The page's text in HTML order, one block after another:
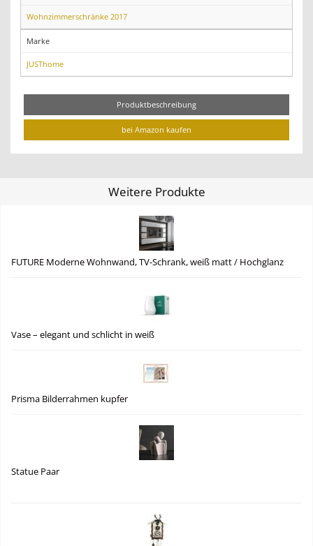
Wohnzimmerschränke 2017
Marke
JUSThome
Produktbeschreibung
bei Amazon kaufen
Weitere Produkte
FUTURE Moderne Wohnwand, TV-Schrank, weiß matt / Hochglanz
Vase – elegant und schlicht in weiß
Prisma Bilderrahmen kupfer
Statue Paar